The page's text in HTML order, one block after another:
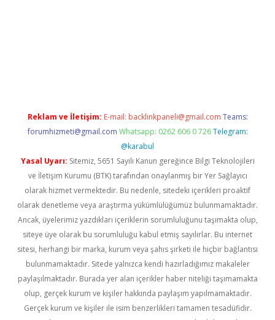
Reklam ve İletişim: E-mail: backlinkpaneli@gmail.com Teams:
forumhizmeti@gmail.com Whatsapp: 0262 606 0 726 Telegram:
@karabul
Yasal Uyarı: Sitemiz, 5651 Sayılı Kanun gereğince Bilgi Teknolojileri
ve İletişim Kurumu (BTK) tarafından onaylanmış bir Yer Sağlayıcı
olarak hizmet vermektedir. Bu nedenle, sitedeki içerikleri proaktif
olarak denetleme veya araştırma yükümlülüğümüz bulunmamaktadır.
Ancak, üyelerimiz yazdıkları içeriklerin sorumluluğunu taşımakta olup,
siteye üye olarak bu sorumluluğu kabul etmiş sayılırlar. Bu internet
sitesi, herhangi bir marka, kurum veya şahıs şirketi ile hiçbir bağlantısı
bulunmamaktadır. Sitede yalnızca kendi hazırladığımız makaleler
paylaşılmaktadır. Burada yer alan içerikler haber niteliği taşımamakta
olup, gerçek kurum ve kişiler hakkında paylaşım yapılmamaktadır.
Gerçek kurum ve kişiler ile isim benzerlikleri tamamen tesadüfidir.